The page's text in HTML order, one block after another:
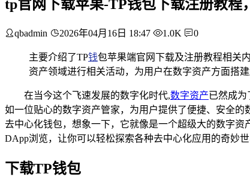
tp官网下载苹果-TP钱包下载注册教程
qbadmin 2026年04月16日 18:47 1.0K 0
主要介绍了TP钱包苹果端官网下载及注册教程相关
资产领域进行相关活动，为用户在数字资产方面搭
在当今这个飞速发展的数字化时代,数字资产已然成为
如一位贴心的数字资产管家，为用户提供了便捷、安全的
去中心化钱包，想象一下，它就像是一个超级大的数字
DApp浏览，让你可以轻松探索各种去中心化应用的奇妙
下载TP钱包